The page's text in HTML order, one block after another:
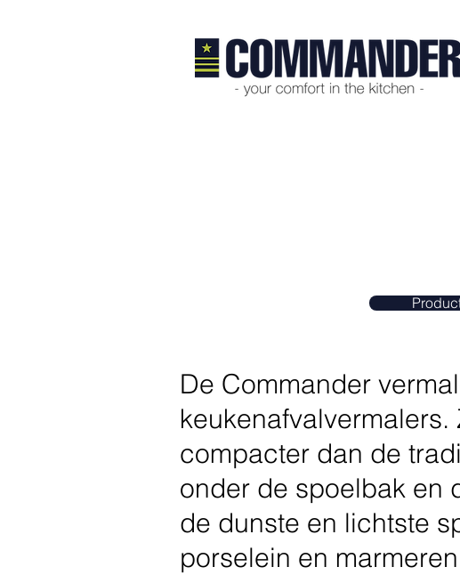
De Commander
compacter dan de
onder de spoelbak en
de dunste en lichtste
porselein en